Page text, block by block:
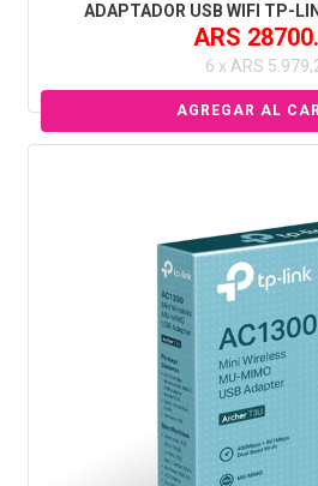
ADAPTADOR USB WIFI TP-
ARS
6 x ARS